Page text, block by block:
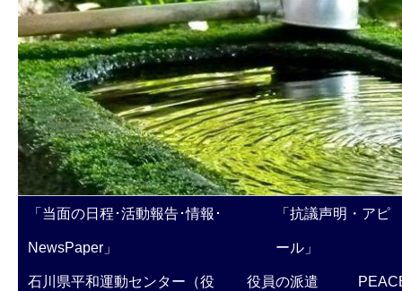
「当面の日程･活動報告･情報･
NewsPaper」
「抗議声明・アピ
ール」
石川県平和運動センター（役 役員の派遣